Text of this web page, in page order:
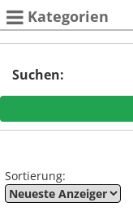
Kategorien
Suchen:
Sortierung: